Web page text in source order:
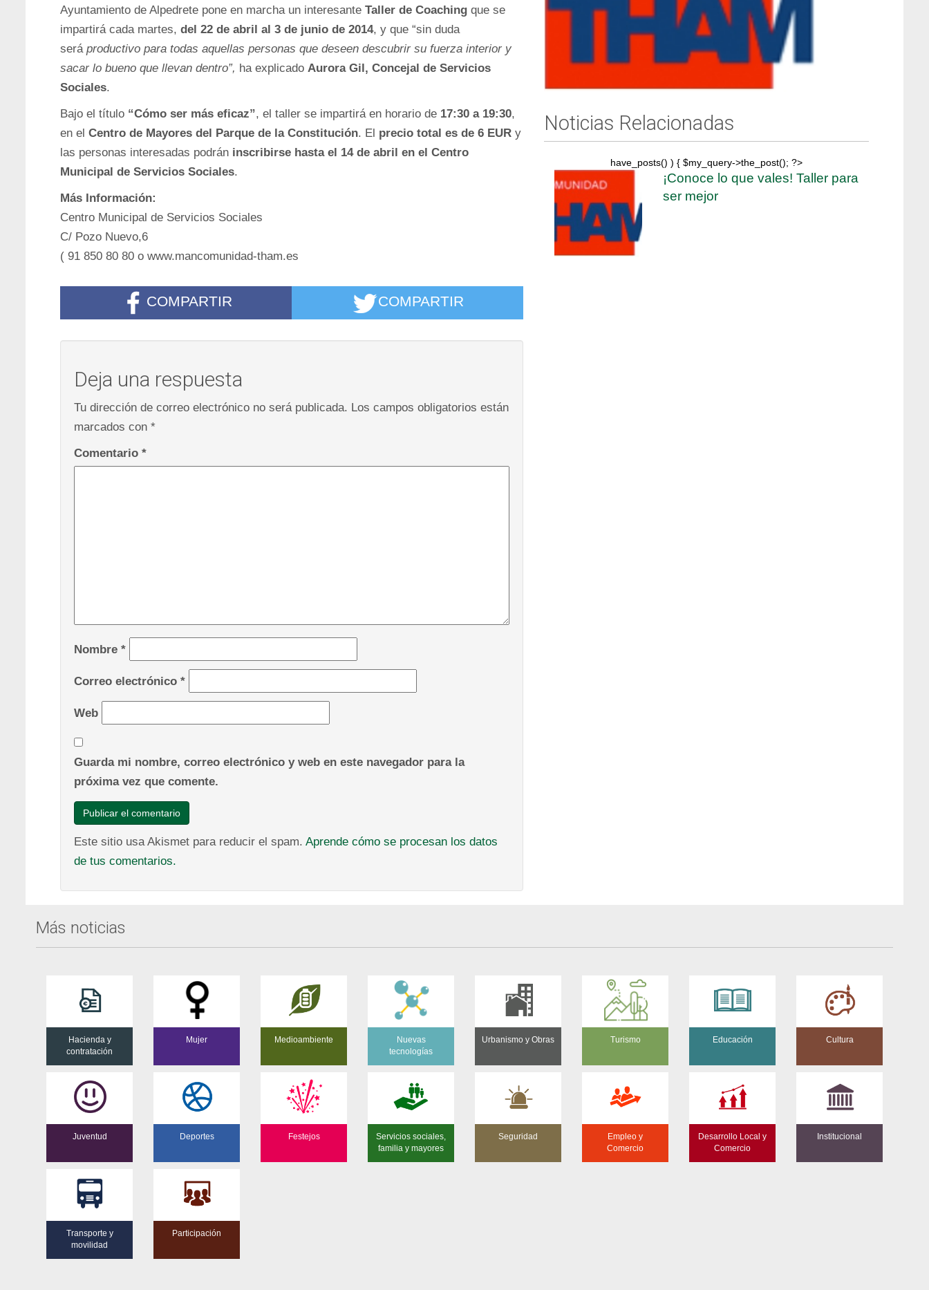
Ayuntamiento de Alpedrete pone en marcha un interesante Taller de Coaching que se
impartirá cada martes, del 22 de abril al 3 de junio de 2014, y que “sin duda
será productivo para todas aquellas personas que deseen descubrir su fuerza interior y
sacar lo bueno que llevan dentro”, ha explicado Aurora Gil, Concejal de Servicios
Sociales.
Bajo el título “Cómo ser más eficaz”, el taller se impartirá en horario de 17:30 a 19:30,
en el Centro de Mayores del Parque de la Constitución. El precio total es de 6 EUR y
las personas interesadas podrán inscribirse hasta el 14 de abril en el Centro
Municipal de Servicios Sociales.
Más Información:
Centro Municipal de Servicios Sociales
C/ Pozo Nuevo,6
( 91 850 80 80 o www.mancomunidad-tham.es
COMPARTIR COMPARTIR
Deja una respuesta
Tu dirección de correo electrónico no será publicada. Los campos obligatorios están
marcados con *
Comentario *
Nombre *
Correo electrónico *
Web
Guarda mi nombre, correo electrónico y web en este navegador para la
próxima vez que comente.
Este sitio usa Akismet para reducir el spam. Aprende cómo se procesan los datos
de tus comentarios.
Noticias Relacionadas
have_posts() ) { $my_query->the_post(); ?>
¡Conoce lo que vales! Taller para
ser mejor
Más noticias
Hacienda y
contratación
Mujer Medioambiente
Nuevas
tecnologías
Urbanismo y Obras Turismo Educación Cultura
Juventud Deportes Festejos
Servicios sociales,
familia y mayores
Seguridad
Empleo y
Comercio
Desarrollo Local y
Comercio
Institucional
Transporte y
movilidad
Participación